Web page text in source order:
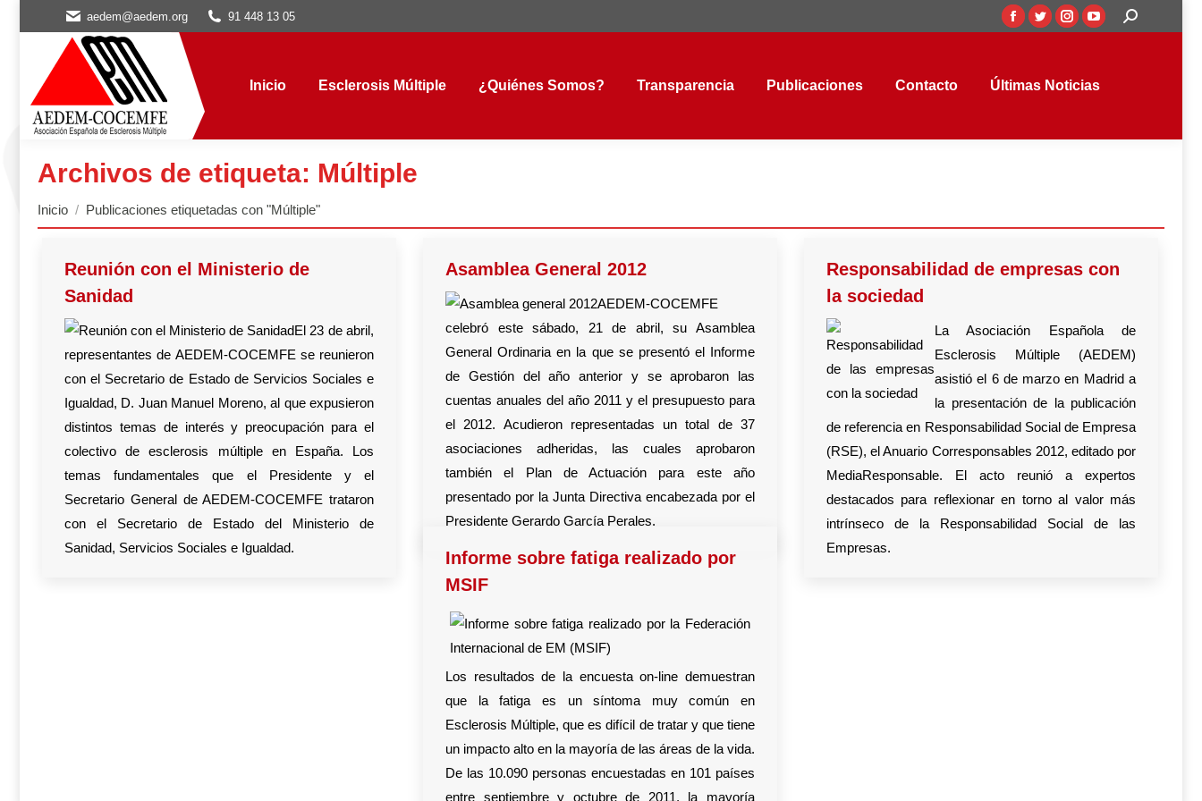
aedem@aedem.org 91 448 13 05
Facebook
window
Twitter
window
Instagram
window
YouTube
window
Buscar:
Inicio Esclerosis Múltiple ¿Quiénes Somos? Transparencia Publicaciones Contacto Últimas Noticias
Archivos de etiqueta: Múltiple
Estás aquí:
Inicio Publicaciones etiquetadas con "Múltiple"
Reunión con el Ministerio de
Sanidad
El 23 de abril,
representantes de AEDEM-COCEMFE se reunieron
con el Secretario de Estado de Servicios Sociales e
Igualdad, D. Juan Manuel Moreno, al que expusieron
distintos temas de interés y preocupación para el
colectivo de esclerosis múltiple en España. Los
temas fundamentales que el Presidente y el
Secretario General de AEDEM-COCEMFE trataron
con el Secretario de Estado del Ministerio de
Sanidad, Servicios Sociales e Igualdad.
Asamblea General 2012
AEDEM-COCEMFE
celebró este sábado, 21 de abril, su Asamblea
General Ordinaria en la que se presentó el Informe
de Gestión del año anterior y se aprobaron las
cuentas anuales del año 2011 y el presupuesto para
el 2012. Acudieron representadas un total de 37
asociaciones adheridas, las cuales aprobaron
también el Plan de Actuación para este año
presentado por la Junta Directiva encabezada por el
Presidente Gerardo García Perales.
Responsabilidad de empresas con
la sociedad
La Asociación Española de
Esclerosis Múltiple (AEDEM)
asistió el 6 de marzo en Madrid a
la presentación de la publicación
de referencia en Responsabilidad Social de Empresa
(RSE), el Anuario Corresponsables 2012, editado por
MediaResponsable. El acto reunió a expertos
destacados para reflexionar en torno al valor más
intrínseco de la Responsabilidad Social de las
Empresas.
Informe sobre fatiga realizado por
MSIF
Los resultados de la encuesta on-line demuestran
que la fatiga es un síntoma muy común en
Esclerosis Múltiple, que es difícil de tratar y que tiene
un impacto alto en la mayoría de las áreas de la vida.
De las 10.090 personas encuestadas en 101 países
entre septiembre y octubre de 2011, la mayoría